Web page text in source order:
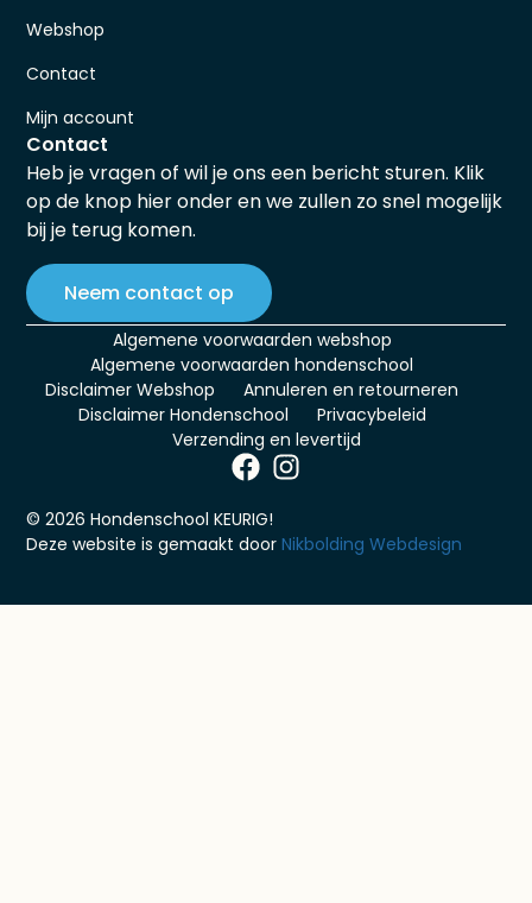
Webshop
Contact
Mijn account
Contact
Heb je vragen of wil je ons een bericht sturen. Klik
op de knop hier onder en we zullen zo snel mogelijk
bij je terug komen.
Neem contact op
Algemene voorwaarden webshop
Algemene voorwaarden hondenschool
Disclaimer Webshop
Annuleren en retourneren
Disclaimer Hondenschool
Privacybeleid
Verzending en levertijd
© 2026 Hondenschool KEURIG!
Deze website is gemaakt doorNikbolding Webdesign